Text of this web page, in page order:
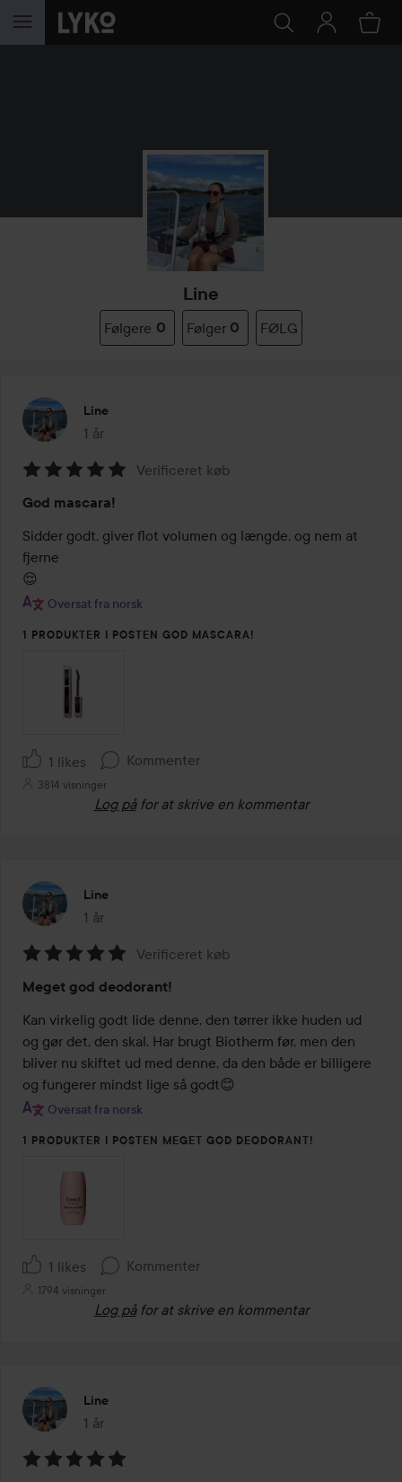
GÅ TIL INDHOLD
Line
Følgere 0 Følger 0 FØLG
Line
1 år
Posten blev oprettet 1 år
5
ud
af
5
Verificeret køb
God mascara!
Sidder godt, giver flot volumen og længde, og nem at
fjerne
😌
Oversat fra norsk
1 PRODUKTER I POSTEN GOD MASCARA!
1 likes Kommenter
3814 visninger
Log på for at skrive en kommentar
Line
1 år
Posten blev oprettet 1 år
5
ud
af
5
Verificeret køb
Meget god deodorant!
Kan virkelig godt lide denne, den tørrer ikke huden ud
og gør det, den skal. Har brugt Biotherm før, men den
bliver nu skiftet ud med denne, da den både er billigere
og fungerer mindst lige så godt😊
Oversat fra norsk
1 PRODUKTER I POSTEN MEGET GOD DEODORANT!
1 likes Kommenter
1794 visninger
Log på for at skrive en kommentar
Line
1 år
Posten blev oprettet 1 år